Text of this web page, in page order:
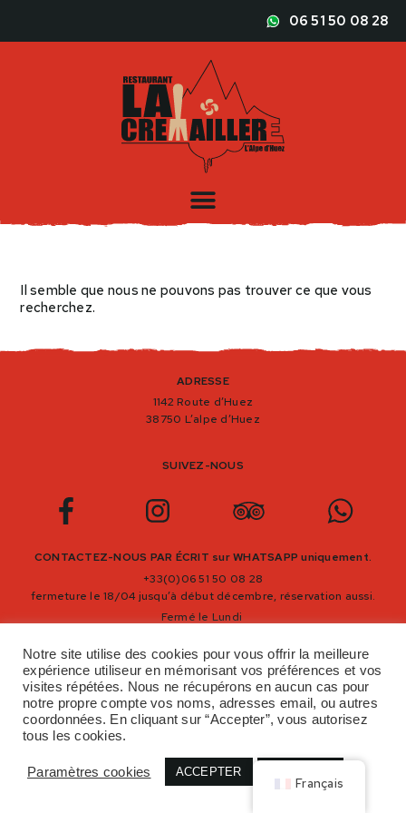
06 51 50 08 28
Il semble que nous ne pouvons pas trouver ce que vous
recherchez.
ADRESSE
1142 Route d’Huez
38750 L’alpe d’Huez
SUIVEZ-NOUS
CONTACTEZ-NOUS PAR ÉCRIT sur WHATSAPP uniquement.
+33(0)06 51 50 08 28
fermeture le 18/04 jusqu’à début décembre, réservation aussi.
Fermé le Lundi
Consulter les mentions légales
Tous droits réservés © La Crémaillère 2021
Notre site utilise des cookies pour vous offrir la meilleure
expérience utiliseur en mémorisant vos préférences et vos
visites répétées. Nous ne récupérons en aucun cas pour
notre propre compte vos noms, adresses email, ou autres
coordonnées. En cliquant sur “Accepter”, vous autorisez
tous les cookies.
Paramètres cookies ACCEPTER
Français